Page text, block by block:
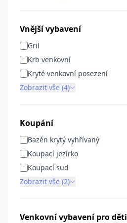
Vnější vybavení
Gril
Krb venkovní
Kryté venkovní posezení
Zobrazit vše (4)
Koupání
Bazén krytý vyhřívaný
Koupací jezírko
Koupací sud
Zobrazit vše (2)
Venkovní vybavení pro děti